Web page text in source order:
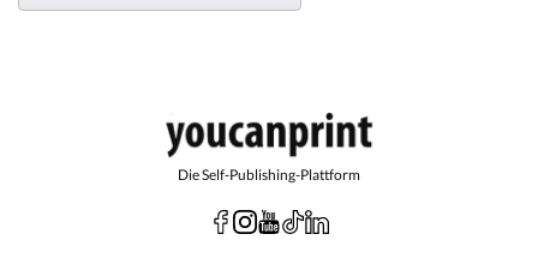
Die Self-Publishing-Plattform